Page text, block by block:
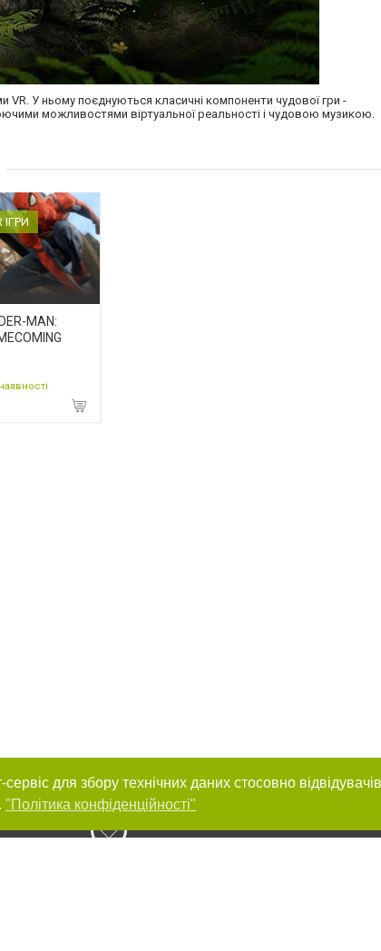
У ньому поєднуються класичні компоненти чудової гри -
можливостями віртуальної реальності і чудовою музикою.
ІГРИ
MAN:
для збору технічних даних стосовно
"Політика конфіденційності"